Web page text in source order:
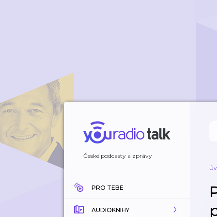
České podcasty a zprávy
PRO TEBE
AUDIOKNIHY